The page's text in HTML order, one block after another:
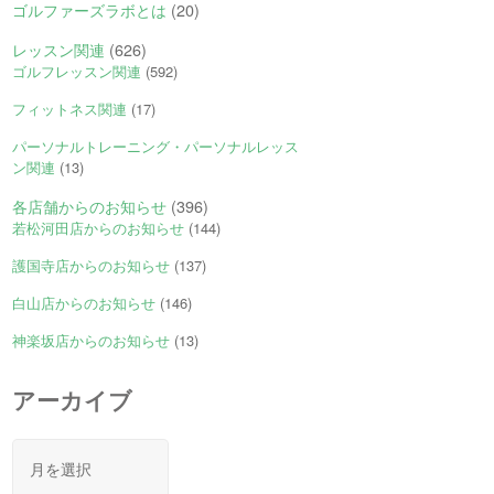
ゴルファーズラボとは (20)
レッスン関連 (626)
ゴルフレッスン関連 (592)
フィットネス関連 (17)
パーソナルトレーニング・パーソナルレッス
ン関連 (13)
各店舗からのお知らせ (396)
若松河田店からのお知らせ (144)
護国寺店からのお知らせ (137)
白山店からのお知らせ (146)
神楽坂店からのお知らせ (13)
アーカイブ